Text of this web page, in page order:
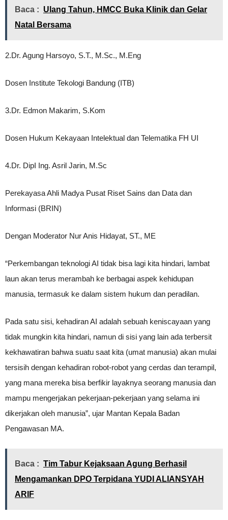
Baca : Ulang Tahun, HMCC Buka Klinik dan Gelar
Natal Bersama
2.Dr. Agung Harsoyo, S.T., M.Sc., M.Eng
Dosen Institute Tekologi Bandung (ITB)
3.Dr. Edmon Makarim, S.Kom
Dosen Hukum Kekayaan Intelektual dan Telematika FH UI
4.Dr. DipI Ing. Asril Jarin, M.Sc
Perekayasa Ahli Madya Pusat Riset Sains dan Data dan
Informasi (BRIN)
Dengan Moderator Nur Anis Hidayat, ST., ME
“Perkembangan teknologi AI tidak bisa lagi kita hindari, lambat
laun akan terus merambah ke berbagai aspek kehidupan
manusia, termasuk ke dalam sistem hukum dan peradilan.
Pada satu sisi, kehadiran AI adalah sebuah keniscayaan yang
tidak mungkin kita hindari, namun di sisi yang lain ada terbersit
kekhawatiran bahwa suatu saat kita (umat manusia) akan mulai
tersisih dengan kehadiran robot-robot yang cerdas dan terampil,
yang mana mereka bisa berfikir layaknya seorang manusia dan
mampu mengerjakan pekerjaan-pekerjaan yang selama ini
dikerjakan oleh manusia”, ujar Mantan Kepala Badan
Pengawasan MA.
Baca : Tim Tabur Kejaksaan Agung Berhasil
Mengamankan DPO Terpidana YUDI ALIANSYAH
ARIF